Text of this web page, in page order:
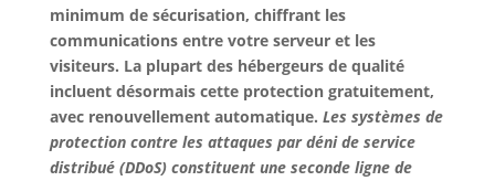
minimum de sécurisation, chiffrant les
communications entre votre serveur et les
visiteurs. La plupart des hébergeurs de qualité
incluent désormais cette protection gratuitement,
avec renouvellement automatique. Les systèmes de
protection contre les attaques par déni de service
distribué (DDoS) constituent une seconde ligne de